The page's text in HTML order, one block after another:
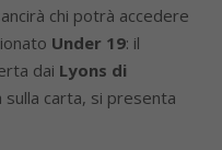
chi potrà accedere
Under 19: il
dai Lyons di
carta, si presenta